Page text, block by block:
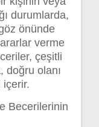
durumlarda,
önünde
verme
çeşitli
doğru olanı
içerir.
Becerilerinin